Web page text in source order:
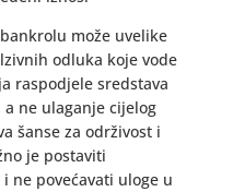
može uvelike
odluka koje vode
raspodjele sredstava
ne ulaganje cijelog
šanse za održivost i
je postaviti
ne povećavati uloge u